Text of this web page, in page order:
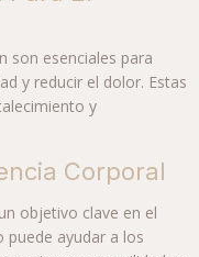
son esenciales para
y reducir el dolor. Estas
y
Corporal
objetivo clave en el
puede ayudar a los